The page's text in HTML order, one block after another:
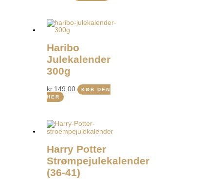
Haribo
Julekalender
300g
kr.149,00
KØB DEN
HER
Harry Potter
Strømpejulekalender
(36-41)